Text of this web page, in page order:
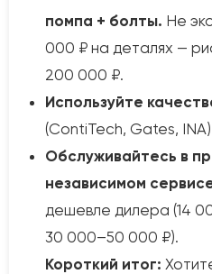
помпа + болты. Не
000 ₽ на деталях —
200 000 ₽.
Используйте
(ContiTech, Gates,
Обслуживайтесь в
независимом
дешевле дилера (14
30 000–50 000 ₽).
Короткий итог: